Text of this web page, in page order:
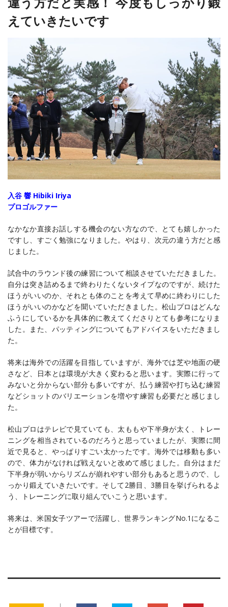
えていきたいです
入谷 響 Hibiki Iriya
プロゴルファー
なかなか直接お話しする機会のない方なので、とても嬉しかった
ですし、すごく勉強になりました。やはり、次元の違う方だと感
じました。
試合中のラウンド後の練習について相談させていただきました。
自分は突き詰めるまで終わりたくないタイプなのですが、続けた
ほうがいいのか、それとも体のことを考えて早めに終わりにした
ほうがいいのかなどを聞いていただきました。松山プロはどんな
ふうにしているかを具体的に教えてくださりとても参考になりま
した。また、パッティングについてもアドバイスをいただきまし
た。
将来は海外での活躍を目指していますが、海外では芝や地面の硬
さなど、日本とは環境が大きく変わると思います。実際に行って
みないと分からない部分も多いですが、払う練習や打ち込む練習
などショットのバリエーションを増やす練習も必要だと感じまし
た。
松山プロはテレビで見ていても、太ももや下半身が太く、トレー
ニングを相当されているのだろうと思っていましたが、実際に間
近で見ると、やっぱりすごい太かったです。海外では移動も多い
ので、体力がなければ戦えないと改めて感じました。自分はまだ
下半身が弱いからリズムが崩れやすい部分もあると思うので、し
っかり鍛えていきたいです。そして2勝目、3勝目を挙げられるよ
う、トレーニングに取り組んでいこうと思います。
将来は、米国女子ツアーで活躍し、世界ランキングNo.1になるこ
とが目標です。